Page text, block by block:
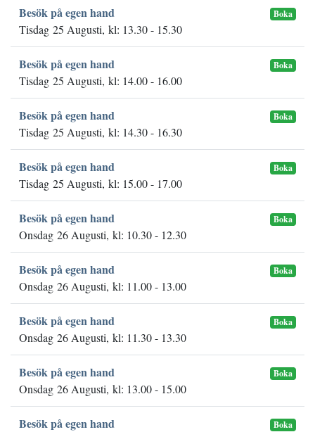
Besök på egen hand Boka
Tisdag 25 Augusti, kl: 13.30 - 15.30
Besök på egen hand Boka
Tisdag 25 Augusti, kl: 14.00 - 16.00
Besök på egen hand Boka
Tisdag 25 Augusti, kl: 14.30 - 16.30
Besök på egen hand Boka
Tisdag 25 Augusti, kl: 15.00 - 17.00
Besök på egen hand Boka
Onsdag 26 Augusti, kl: 10.30 - 12.30
Besök på egen hand Boka
Onsdag 26 Augusti, kl: 11.00 - 13.00
Besök på egen hand Boka
Onsdag 26 Augusti, kl: 11.30 - 13.30
Besök på egen hand Boka
Onsdag 26 Augusti, kl: 13.00 - 15.00
Besök på egen hand Boka